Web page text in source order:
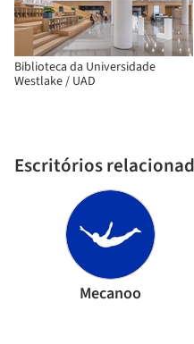
Biblioteca da Universidade
Westlake / UAD
Escritórios
Mecanoo